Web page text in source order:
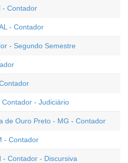
- Contador
- Contador
- Segundo Semestre
Contador - Judiciário
de Ouro Preto - MG - Contador
- Contador
- Contador - Discursiva